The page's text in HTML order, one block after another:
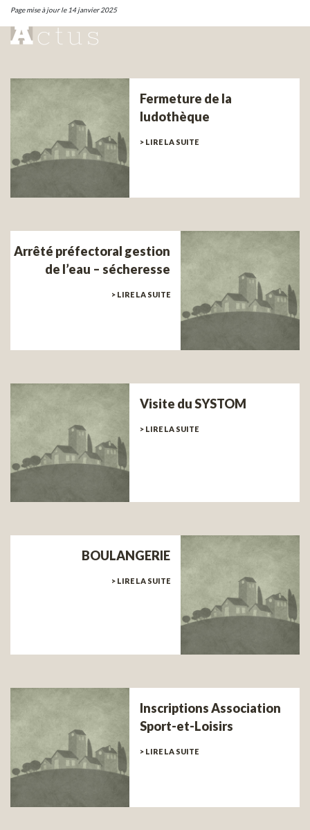
Page mise à jour le 14 janvier 2025
Fermeture de la
ludothèque
> LIRE LA SUITE
Arrêté préfectoral gestion
de l’eau – sécheresse
> LIRE LA SUITE
Visite du SYSTOM
> LIRE LA SUITE
BOULANGERIE
> LIRE LA SUITE
Inscriptions Association
Sport-et-Loisirs
> LIRE LA SUITE